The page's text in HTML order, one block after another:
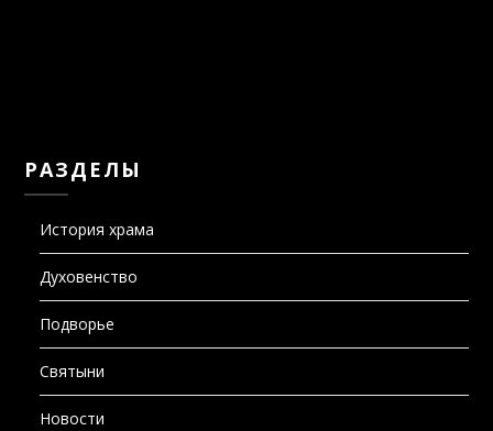
РАЗДЕЛЫ
История храма
Духовенство
Подворье
Святыни
Новости